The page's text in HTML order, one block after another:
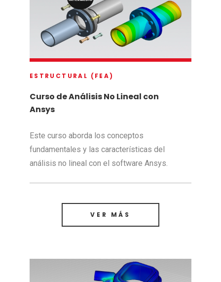
ESTRUCTURAL (FEA)
Curso de Análisis No Lineal con
Ansys
Este curso aborda los conceptos
fundamentales y las características del
análisis no lineal con el software Ansys.
VER MÁS